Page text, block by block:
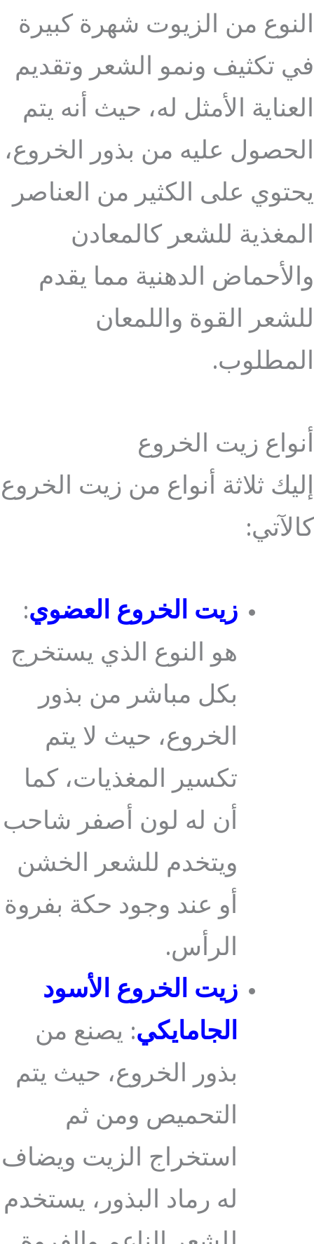
النوع من الزيوت شهرة كبيرة
في تكثيف ونمو الشعر وتقديم
العناية الأمثل له، حيث أنه يتم
الحصول عليه من بذور الخروع،
يحتوي على الكثير من العناصر
المغذية للشعر كالمعادن
والأحماض الدهنية مما يقدم
للشعر القوة واللمعان
المطلوب.
أنواع زيت الخروع
إليك ثلاثة أنواع من زيت الخروع
كالآتي:
زيت الخروع العضوي:
هو النوع الذي يستخرج
بكل مباشر من بذور
الخروع، حيث لا يتم
تكسير المغذيات، كما
أن له لون أصفر شاحب
ويتخدم للشعر الخشن
أو عند وجود حكة بفروة
الرأس.
زيت الخروع الأسود
الجامايكي: يصنع من
بذور الخروع، حيث يتم
التحميص ومن ثم
استخراج الزيت ويضاف
له رماد البذور، يستخدم